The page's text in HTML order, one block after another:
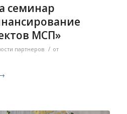
семинар
МСП»
партнеров / от